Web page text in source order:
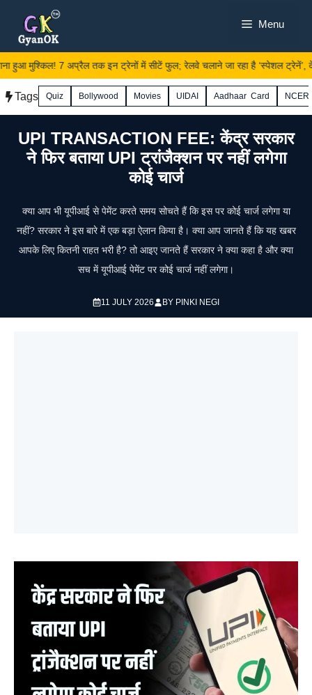
content
Menu
हुआ मुश्किल! 7 अप्रैल तक इन ट्रेनों में सीटें फुल; रेलवे चलाने जा रहा है ‘स्पेशल ट्रेनें’,
Tags Quiz Bollywood Movies UIDAI Aadhaar Card
UPI TRANSACTION FEE: केंद्र सरकार
ने फिर बताया UPI ट्रांजैक्शन पर नहीं लगेगा
कोई चार्ज
क्या आप भी यूपीआई से पेमेंट करते समय सोचते हैं कि इस पर कोई चार्ज लगेगा या
नहीं? सरकार ने इस बारे में एक बड़ा ऐलान किया है। क्या आप जानते हैं कि यह खबर
आपके लिए कितनी राहत भरी है? तो आइए जानते हैं सरकार ने क्या कहा है और क्या
सच में यूपीआई पेमेंट पर कोई चार्ज नहीं लगेगा।
11 JULY 2026 BY PINKI NEGI